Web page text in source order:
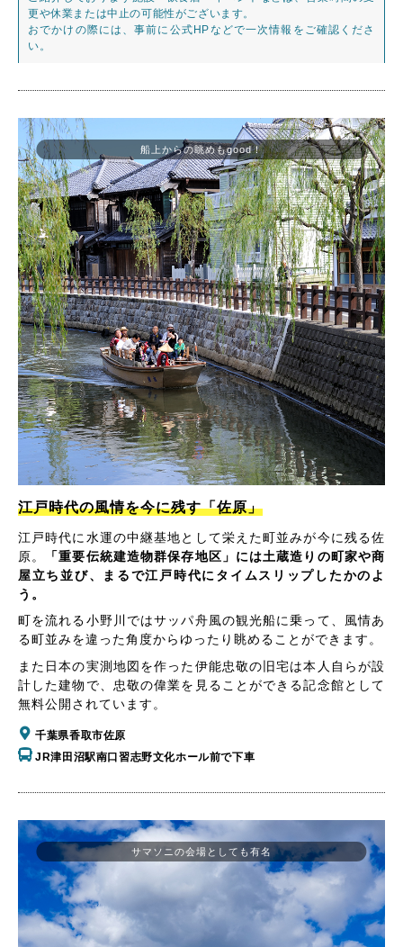
更や休業または中止の可能性がございます。
おでかけの際には、事前に公式HPなどで一次情報をご確認くださ
い。
船上からの眺めもgood！
江戸時代の風情を今に残す「佐原」
江戸時代に水運の中継基地として栄えた町並みが今に残る佐
原。
「重要伝統建造物群保存地区」には土蔵造りの町家や商
屋立ち並び、まるで江戸時代にタイムスリップしたかのよ
う。
町を流れる小野川ではサッパ舟風の観光船に乗って、風情あ
る町並みを違った角度からゆったり眺めることができます。
また日本の実測地図を作った伊能忠敬の旧宅は本人自らが設
計した建物で、忠敬の偉業を見ることができる記念館として
無料公開されています。
千葉県香取市佐原
JR津田沼駅南口習志野文化ホール前で下車
サマソニの会場としても有名